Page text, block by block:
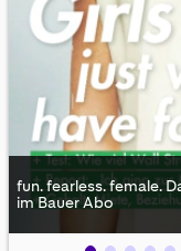
fun. fearless. female.
im Bauer Abo